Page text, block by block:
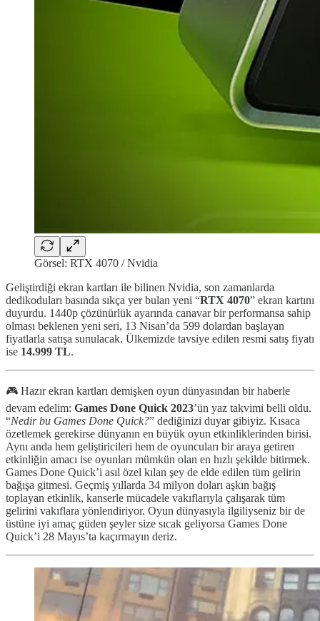
Görsel: RTX 4070 / Nvidia
Geliştirdiği ekran kartları ile bilinen Nvidia, son zamanlarda
dedikoduları basında sıkça yer bulan yeni “RTX 4070” ekran kartını
duyurdu. 1440p çözünürlük ayarında canavar bir performansa sahip
olması beklenen yeni seri, 13 Nisan’da 599 dolardan başlayan
fiyatlarla satışa sunulacak. Ülkemizde tavsiye edilen resmi satış fiyatı
ise 14.999 TL.
🎮 Hazır ekran kartları demişken oyun dünyasından bir haberle
devam edelim: Games Done Quick 2023’ün yaz takvimi belli oldu.
“Nedir bu Games Done Quick?” dediğinizi duyar gibiyiz. Kısaca
özetlemek gerekirse dünyanın en büyük oyun etkinliklerinden birisi.
Aynı anda hem geliştiricileri hem de oyuncuları bir araya getiren
etkinliğin amacı ise oyunları mümkün olan en hızlı şekilde bitirmek.
Games Done Quick’i asıl özel kılan şey de elde edilen tüm gelirin
bağışa gitmesi. Geçmiş yıllarda 34 milyon doları aşkın bağış
toplayan etkinlik, kanserle mücadele vakıflarıyla çalışarak tüm
gelirini vakıflara yönlendiriyor. Oyun dünyasıyla ilgiliyseniz bir de
üstüne iyi amaç güden şeyler size sıcak geliyorsa Games Done
Quick’i 28 Mayıs’ta kaçırmayın deriz.